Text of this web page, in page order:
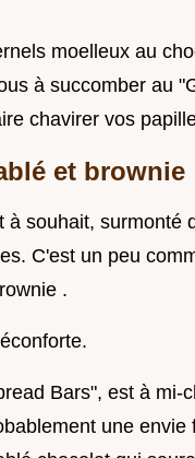
moelleux au
à succomber au
chavirer vos
et brownie
souhait, surmonté
C'est un peu
.
Bars", est à mi-
une